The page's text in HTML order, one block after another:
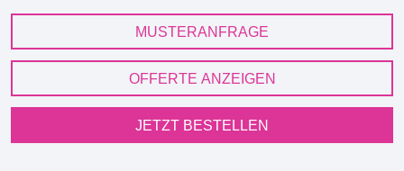
MUSTERANFRAGE
OFFERTE ANZEIGEN
JETZT BESTELLEN